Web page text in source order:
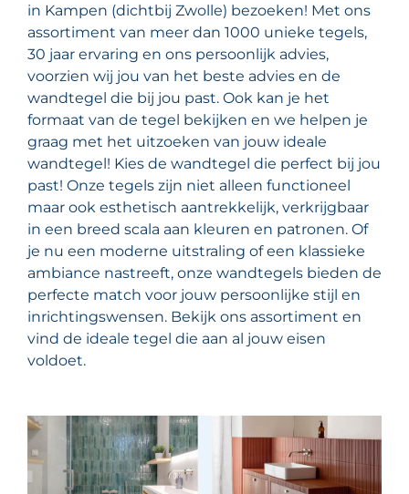
in Kampen (dichtbij Zwolle) bezoeken! Met ons
assortiment van meer dan 1000 unieke tegels,
30 jaar ervaring en ons persoonlijk advies,
voorzien wij jou van het beste advies en de
wandtegel die bij jou past. Ook kan je het
formaat van de tegel bekijken en we helpen je
graag met het uitzoeken van jouw ideale
wandtegel! Kies de wandtegel die perfect bij jou
past! Onze tegels zijn niet alleen functioneel
maar ook esthetisch aantrekkelijk, verkrijgbaar
in een breed scala aan kleuren en patronen. Of
je nu een moderne uitstraling of een klassieke
ambiance nastreeft, onze wandtegels bieden de
perfecte match voor jouw persoonlijke stijl en
inrichtingswensen. Bekijk ons assortiment en
vind de ideale tegel die aan al jouw eisen
voldoet.